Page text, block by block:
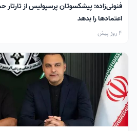
فنونی‌زاده: پیشکسوتان پرسپولیس از تارتار
اعتمادها را بدهد
4 روز پیش